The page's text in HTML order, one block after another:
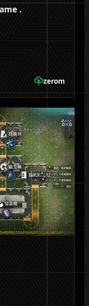
.
zerom